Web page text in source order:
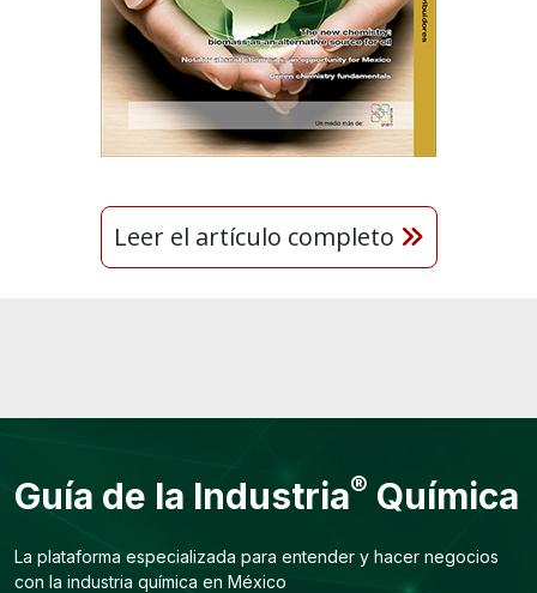
Leer el artículo completo
Guía de la Industria® Química
La plataforma especializada para entender y hacer negocios
con la industria química en México